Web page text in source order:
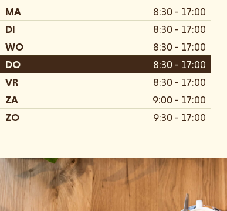
MA
8:30 - 17:00
DI
8:30 - 17:00
WO
8:30 - 17:00
DO
8:30 - 17:00
VR
8:30 - 17:00
ZA
9:00 - 17:00
ZO
9:30 - 17:00